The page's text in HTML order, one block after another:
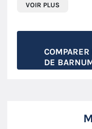
VOIR PLUS
DE